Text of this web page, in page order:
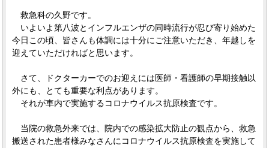
救急科の久野です。
いよいよ第八波とインフルエンザの同時流行が忍び寄り始めた
今日この頃、皆さんも体調には十分にご注意いただき、年越しを
迎えていただければと思います。
さて、ドクターカーでのお迎えには医師・看護師の早期接触以
外にも、とても重要な利点があります。
それが車内で実施するコロナウイルス抗原検査です。
当院の救急外来では、院内での感染拡大防止の観点から、救急
搬送された患者様みなさんにコロナウイルス抗原検査を実施して